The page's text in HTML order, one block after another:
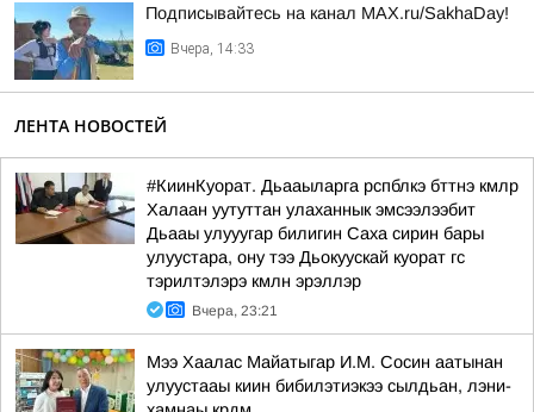
Подписывайтесь на канал MAX.ru/SakhaDay!
Вчера, 14:33
ЛЕНТА НОВОСТЕЙ
#КиинКуорат. Дьааыларга рспблкэ бттнэ кмлр
Халаан уутуттан улаханнык эмсээлээбит
Дьааы улууугар билигин Саха сирин бары
улуустара, ону тээ Дьокуускай куорат гс
тэрилтэлэрэ кмлн эрэллэр
Вчера, 23:21
Мээ Хаалас Майатыгар И.М. Сосин аатынан
улуустааы киин бибилэтиэкээ сылдьан, лэни-